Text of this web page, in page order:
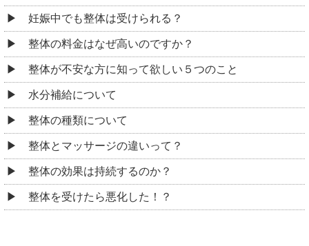
妊娠中でも整体は受けられる？
整体の料金はなぜ高いのですか？
整体が不安な方に知って欲しい５つのこと
水分補給について
整体の種類について
整体とマッサージの違いって？
整体の効果は持続するのか？
整体を受けたら悪化した！？